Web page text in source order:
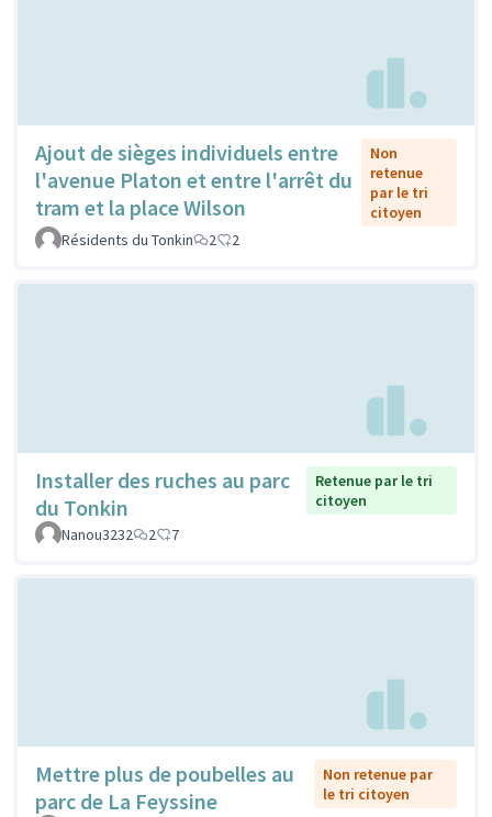
Ajout de sièges individuels entre
l'avenue Platon et entre l'arrêt du
tram et la place Wilson
Non
retenue
par le tri
citoyen
Résidents du Tonkin
2 2
Installer des ruches au parc
du Tonkin
Retenue par le tri
citoyen
Nanou3232
2 7
Mettre plus de poubelles au
parc de La Feyssine
Non retenue par
le tri citoyen